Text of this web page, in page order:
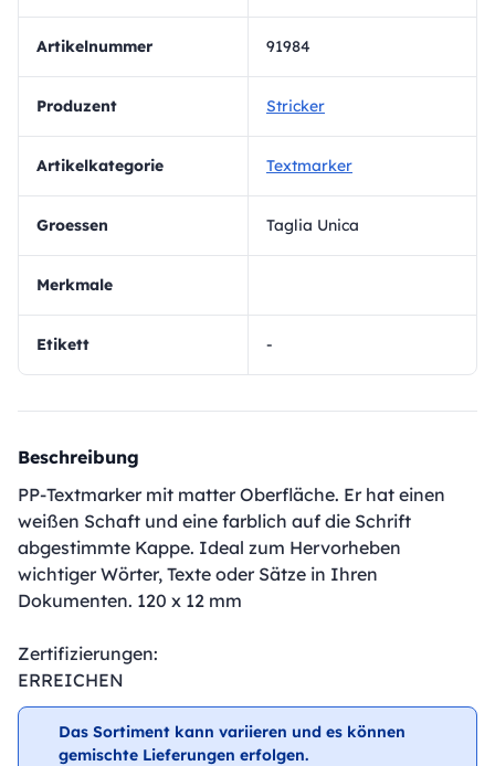
Artikelnummer 91984
Produzent Stricker
Artikelkategorie Textmarker
Groessen Taglia Unica
Merkmale
Etikett -
Beschreibung
PP-Textmarker mit matter Oberfläche. Er hat einen
weißen Schaft und eine farblich auf die Schrift
abgestimmte Kappe. Ideal zum Hervorheben
wichtiger Wörter, Texte oder Sätze in Ihren
Dokumenten. 120 x 12 mm
Zertifizierungen:
ERREICHEN
Das Sortiment kann variieren und es können
gemischte Lieferungen erfolgen.